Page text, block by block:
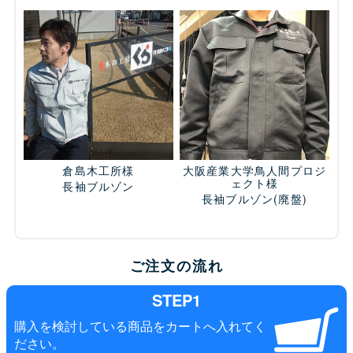
倉島木工所様
長袖ブルゾン
大阪産業大学鳥人間プロジ
ェクト様
長袖ブルゾン(廃盤)
ご注文の流れ
STEP1
購入を検討している商品をカートへ入れてく
ださい。